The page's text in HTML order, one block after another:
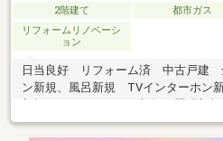
2階建て 都市ガス
リフォームリノベーシ
ョン
日当良好 リフォーム済 中古戸建
ン新規、風呂新規 TVインターホン
ローリング全室貼り換え おかげさ